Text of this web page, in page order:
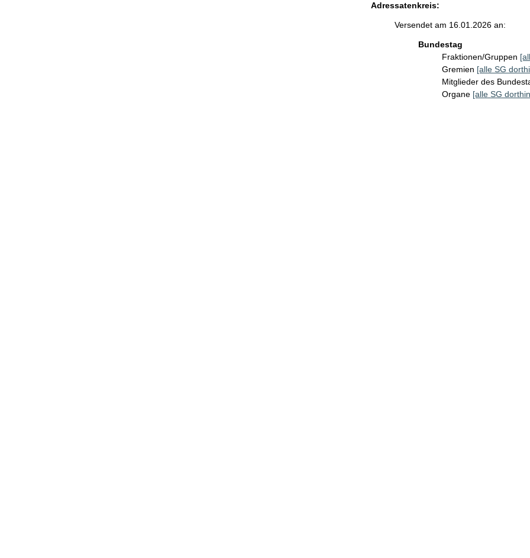
Adressatenkreis:
Versendet am 16.01.2026 an:
Bundestag
Fraktionen/Gruppen
Gremien [alle SG
Mitglieder des
Organe [alle SG